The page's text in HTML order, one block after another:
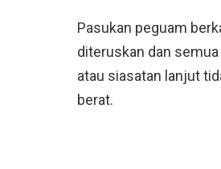
Pasukan peguam
diteruskan dan
atau siasatan lanjut
berat.